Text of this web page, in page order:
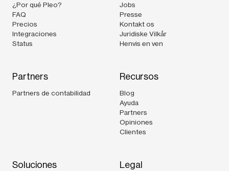
¿Por qué Pleo?
FAQ
Precios
Integraciones
Status
Jobs
Presse
Kontakt os
Juridiske Vilkår
Henvis en ven
Partners
Partners de contabilidad
Recursos
Blog
Ayuda
Partners
Opiniones
Clientes
Soluciones Legal